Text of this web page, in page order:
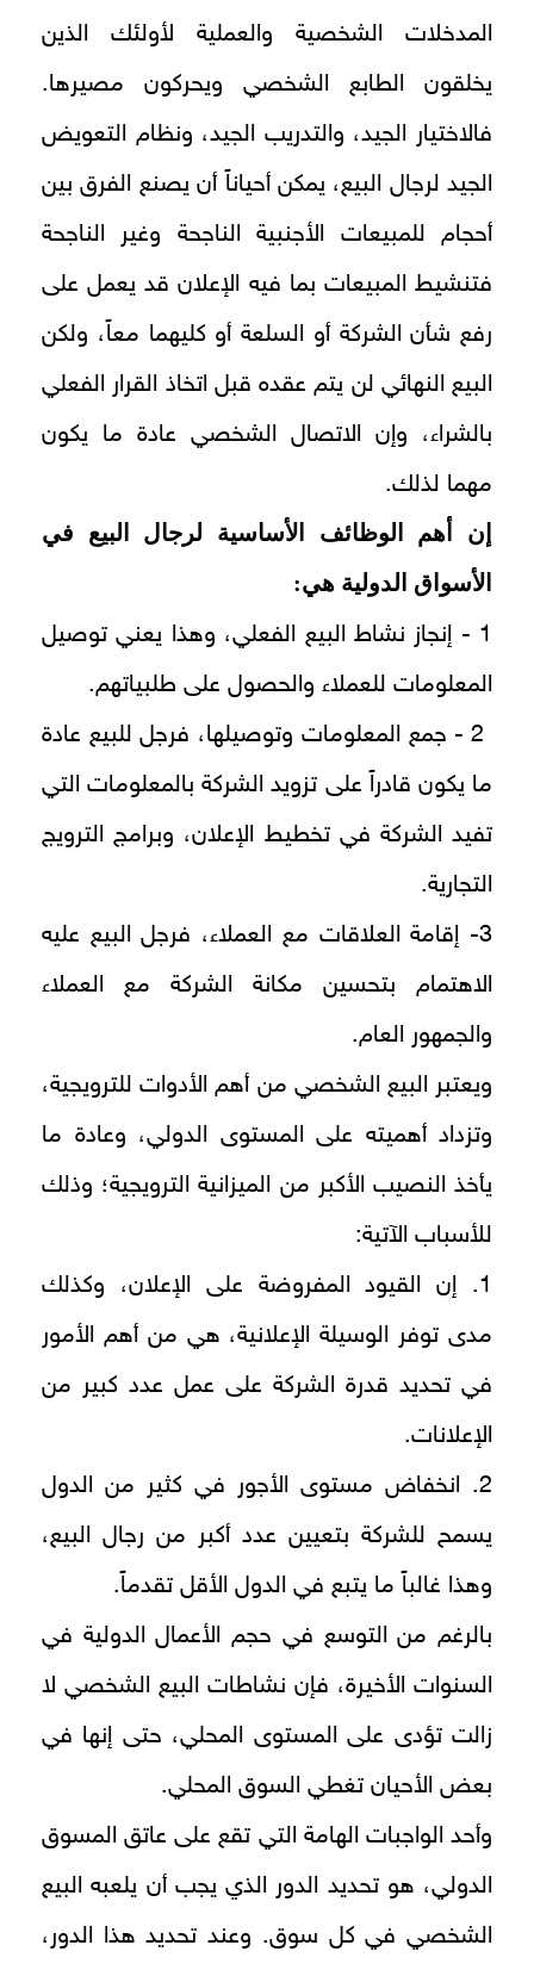
المدخلات الشخصية والعملية لأولئك الذين
يخلقون الطابع الشخصي ويحركون مصيرها.
فالاختيار الجيد، والتدريب الجيد، ونظام التعويض
الجيد لرجال البيع، يمكن أحياناً أن يصنع الفرق بين
أحجام للمبيعات الأجنبية الناجحة وغير الناجحة
فتنشيط المبيعات بما فيه الإعلان قد يعمل على
رفع شأن الشركة أو السلعة أو كليهما معاً، ولكن
البيع النهائي لن يتم عقده قبل اتخاذ القرار الفعلي
بالشراء، وإن الاتصال الشخصي عادة ما يكون
مهما لذلك.
إن أهم الوظائف الأساسية لرجال البيع في
الأسواق الدولية هي:
1 - إنجاز نشاط البيع الفعلي، وهذا يعني توصيل
المعلومات للعملاء والحصول على طلبياتهم.
2 - جمع المعلومات وتوصيلها، فرجل للبيع عادة
ما يكون قادراً على تزويد الشركة بالمعلومات التي
تفيد الشركة في تخطيط الإعلان، وبرامج الترويج
التجارية.
3- إقامة العلاقات مع العملاء، فرجل البيع عليه
الاهتمام بتحسين مكانة الشركة مع العملاء
والجمهور العام.
ويعتبر البيع الشخصي من أهم الأدوات للترويجية،
وتزداد أهميته على المستوى الدولي، وعادة ما
يأخذ النصيب الأكبر من الميزانية الترويجية؛ وذلك
للأسباب الآتية:
1. إن القيود المفروضة على الإعلان، وكذلك
مدى توفر الوسيلة الإعلانية، هي من أهم الأمور
في تحديد قدرة الشركة على عمل عدد كبير من
الإعلانات.
2. انخفاض مستوى الأجور في كثير من الدول
يسمح للشركة بتعيين عدد أكبر من رجال البيع،
وهذا غالباً ما يتبع في الدول الأقل تقدماً.
بالرغم من التوسع في حجم الأعمال الدولية في
السنوات الأخيرة، فإن نشاطات البيع الشخصي لا
زالت تؤدى على المستوى المحلي، حتى إنها في
بعض الأحيان تغطي السوق المحلي.
وأحد الواجبات الهامة التي تقع على عاتق المسوق
الدولي، هو تحديد الدور الذي يجب أن يلعبه البيع
الشخصي في كل سوق. وعند تحديد هذا الدور،